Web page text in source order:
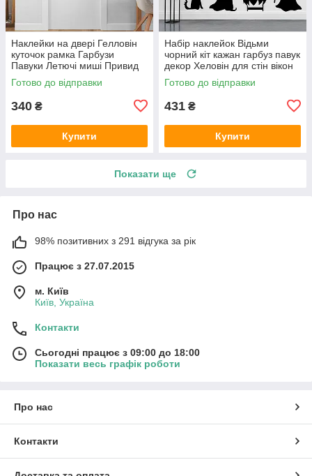
Наклейки на двері Гелловін
куточок рамка Гарбузи
Павуки Летючі миші Привид
Happy Pocket Набір чорний
матовий
Готово до відправки
340 ₴
Купити
Набір наклейок Відьми
чорний кіт кажан гарбуз павук
декор Хеловін для стін вікон
чорний матовий
Готово до відправки
431 ₴
Купити
Показати ще
Про нас
98% позитивних з 291 відгука за рік
Працює з 27.07.2015
м. Київ
Київ, Україна
Контакти
Сьогодні працює з 09:00 до 18:00
Показати весь графік роботи
Про нас
Контакти